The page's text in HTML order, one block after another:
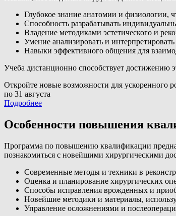
Глубокое знание анатомии и физиологии,
Способность разрабатывать
Владение методиками эстетического и
Умение анализировать и
Навыки эффективного общения для
Учеба дистанционно способствует достижению
Откройте новые возможности для ускоренного
по 31 августа
Подробнее
Особенности повышения
Программа по повышению квалификации
познакомиться с новейшими хирургическими
Современные методы и техники в
Оценка и планирование хирургических
Способы исправления врожденных и
Новейшие методики и материалы,
Управление осложнениями и